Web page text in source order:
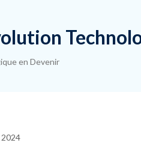
en Devenir
2024